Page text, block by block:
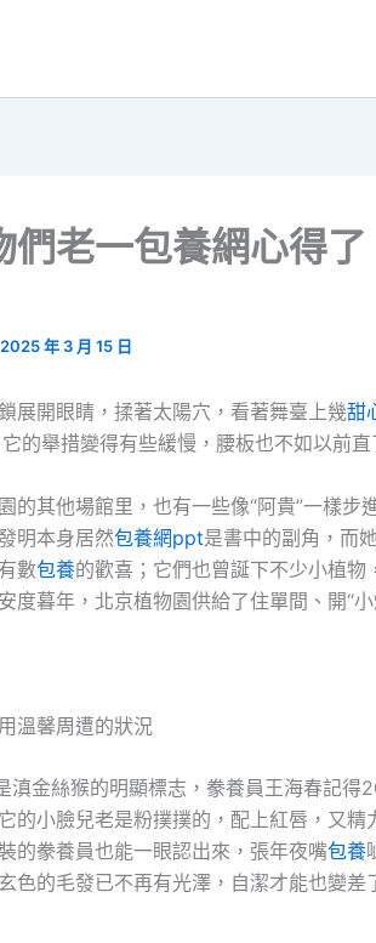
們老一包養網心得
2025 年 3 月 15 日
展開眼睛，揉著太陽穴，看著舞臺上幾甜
的舉措變得有些緩慢，腰板也不如以前直
的其他場館里，也有一些像“阿貴”一樣步
明本身居然包養網ppt是書中的副角，而
數包養的歡喜；它們也曾誕下不少小植物
度暮年，北京植物園供給了住單間、開“
溫馨周遭的狀況
滇金絲猴的明顯標志，豢養員王海春記得
的小臉兒老是粉撲撲的，配上紅唇，又
的豢養員也能一眼認出來，張年夜嘴包養
色的毛發已不再有光澤，自潔才能也變